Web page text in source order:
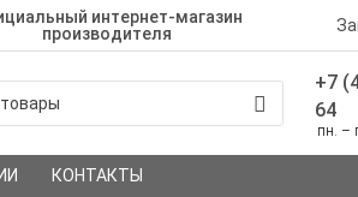
интернет-магазин
производителя
+7
64
пн. –
КОНТАКТЫ